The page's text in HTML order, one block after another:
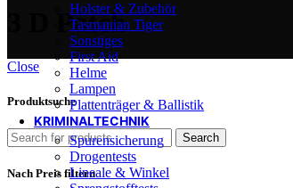
Holster & Zubehör
Tasmanian Tiger
Sonstiges
First Aid
Helme
Lampen
Plattenträger & Ballistik
KRIMINALTECHNIK
Spurensicherung
Drogentests
Lineale & Winkel
3 D Patch
Close
Produktsuche
Search
Nach Preis filtern